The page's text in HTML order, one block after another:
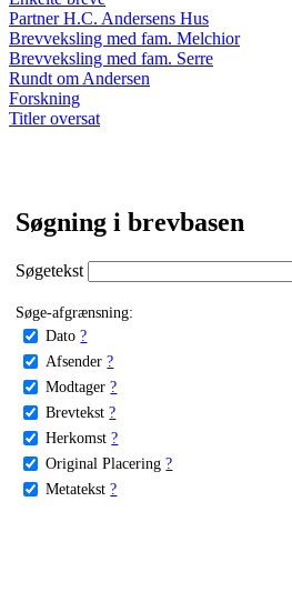
Partner H.C. Andersens Hus
Brevveksling med fam. Melchior
Brevveksling med fam. Serre
Rundt om Andersen
Forskning
Titler oversat
Søgning i brevbasen
Søgetekst
Søge-afgrænsning:
Dato ?
Afsender ?
Modtager ?
Brevtekst ?
Herkomst ?
Original Placering ?
Metatekst ?